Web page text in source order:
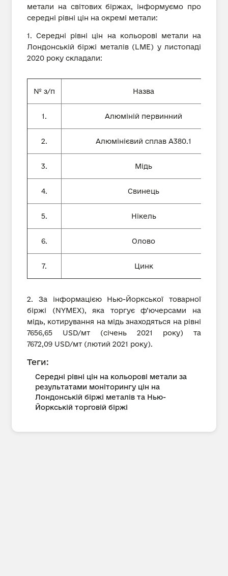
метали на світових біржах, інформуємо про
середні рівні цін на окремі метали:
1. Середні рівні цін на кольорові метали на
Лондонській біржі металів (LME) у листопаді
2020 року складали:
№ з/п Назва
1. Алюміній первинний
2. Алюмінієвий сплав А380.1
3. Мідь
4. Свинець
5. Нікель
6. Олово
7. Цинк
2. За інформацією Нью-Йоркської товарної
біржі (NYMEX), яка торгує ф’ючерсами на
мідь, котирування на мідь знаходяться на рівні
7656,65 USD/мт (січень 2021 року) та
7672,09 USD/мт (лютий 2021 року).
Теги:
Середні рівні цін на кольорові метали за
результатами моніторингу цін на
Лондонській біржі металів та Нью-
Йоркській торговій біржі